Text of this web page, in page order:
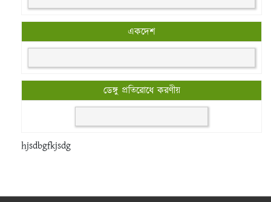
একদেশ
ডেঙ্গু প্রতিরোধে করণীয়
hjsdbgfkjsdg